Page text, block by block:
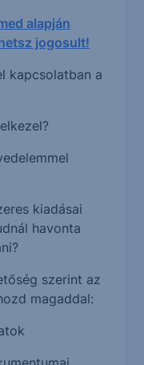
alapján
jogosult!
kapcsolatban a
kiadásai
havonta
szerint az
magaddal: